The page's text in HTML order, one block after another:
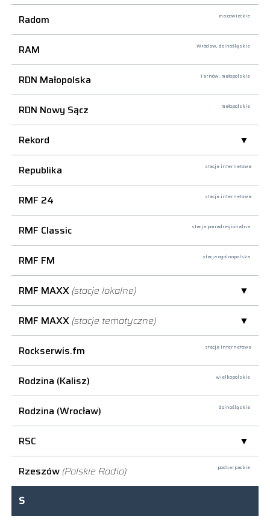
Radom mazowieckie
RAM Wrocław, dolnośląskie
RDN Małopolska Tarnów, małopolskie
RDN Nowy Sącz małopolskie
Rekord
Republika
stacja internetowa
RMF 24 stacja internetowa
RMF Classic stacja ponadregionalna
RMF FM stacja ogólnopolska
RMF MAXX (stacje lokalne)
RMF MAXX (stacje tematyczne)
Rockserwis.fm
stacja internetowa
Rodzina (Kalisz) wielkopolskie
Rodzina (Wrocław) dolnośląskie
RSC
Rzeszów (Polskie Radio) podkarpackie
S